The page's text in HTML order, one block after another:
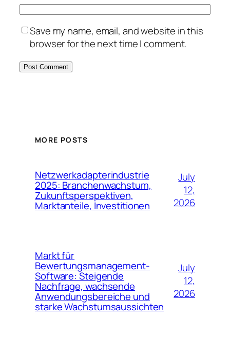
Save my name, email, and website in this
browser for the next time I comment.
MORE POSTS
Netzwerkadapterindustrie
2025: Branchenwachstum,
Zukunftsperspektiven,
Marktanteile, Investitionen
July
12,
2026
Markt für
Bewertungsmanagement-
Software: Steigende
Nachfrage, wachsende
Anwendungsbereiche und
starke Wachstumsaussichten
July
12,
2026